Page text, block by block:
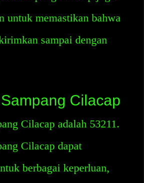
untuk memastikan bahwa
sampai dengan
Cilacap
Cilacap adalah 53211.
Cilacap dapat
berbagai keperluan,